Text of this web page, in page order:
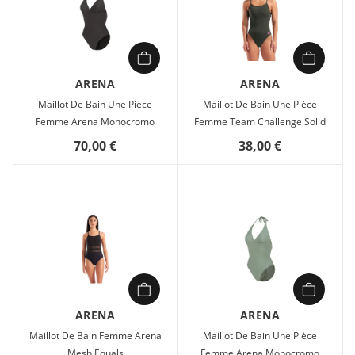
ARENA
Maillot De Bain Une Pièce
Femme Arena Monocromo
70,00 €
ARENA
Maillot De Bain Une Pièce
Femme Team Challenge Solid
38,00 €
ARENA
Maillot De Bain Femme Arena
ARENA
Maillot De Bain Une Pièce